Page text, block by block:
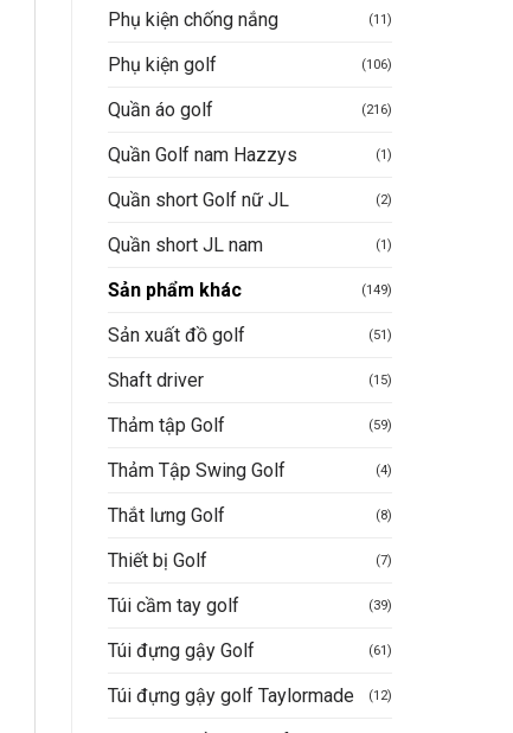
Phụ kiện chống nắng (11)
Phụ kiện golf (106)
Quần áo golf (216)
Quần Golf nam Hazzys (1)
Quần short Golf nữ JL (2)
Quần short JL nam (1)
Sản phẩm khác (149)
Sản xuất đồ golf (51)
Shaft driver (15)
Thảm tập Golf (59)
Thảm Tập Swing Golf (4)
Thắt lưng Golf (8)
Thiết bị Golf (7)
Túi cầm tay golf (39)
Túi đựng gậy Golf (61)
Túi đựng gậy golf Taylormade (12)